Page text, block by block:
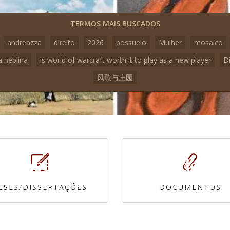
TERMOS MAIS BUSCADOS
andreazza
direito 2026 possuelo Mulher
mosaico
neblina
is world of warcraft worth it to play as a new player
风歌与庄园
DISSERTAÇÕES DOCUMENTOS
Mapas e
topográficas
Vídeos
Veja todos os vídeos